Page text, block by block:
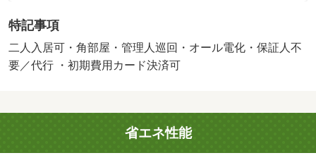
円※自社プラン）・鍵交換代：あり２２，０００円～・維
持費等：町会費１，０００円／月・管理形態／管理員の勤
務形態：巡回・安全性の高い、オール電化の物件です！・
特記事項
二人入居可・角部屋・管理人巡回・オール電化・保証人不
要／代行 ・初期費用カード決済可
省エネ性能